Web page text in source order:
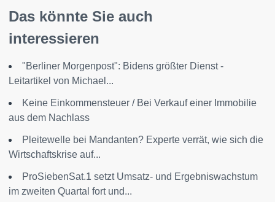
Das könnte Sie auch
interessieren
"Berliner Morgenpost": Bidens größter Dienst -
Leitartikel von Michael...
Keine Einkommensteuer / Bei Verkauf einer Immobilie
aus dem Nachlass
Pleitewelle bei Mandanten? Experte verrät, wie sich die
Wirtschaftskrise auf...
ProSiebenSat.1 setzt Umsatz- und Ergebniswachstum
im zweiten Quartal fort und...